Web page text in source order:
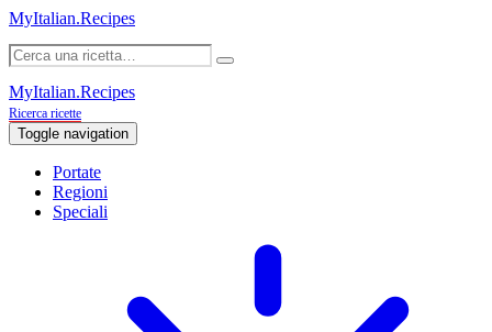
MyItalian.Recipes
MyItalian.Recipes
Ricerca ricette
Toggle navigation
Portate
Regioni
Speciali